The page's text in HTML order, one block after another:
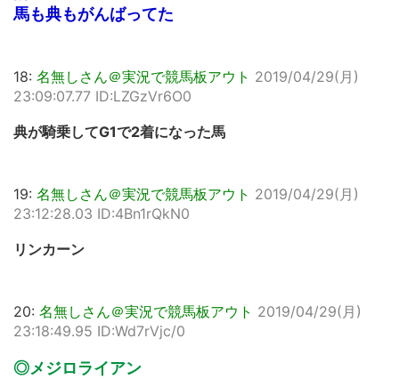
馬も典もがんばってた
18: 名無しさん＠実況で競馬板アウト 2019/04/29(月)
23:09:07.77 ID:LZGzVr6O0
典が騎乗してG1で2着になった馬
19: 名無しさん＠実況で競馬板アウト 2019/04/29(月)
23:12:28.03 ID:4Bn1rQkN0
リンカーン
20: 名無しさん＠実況で競馬板アウト 2019/04/29(月)
23:18:49.95 ID:Wd7rVjc/0
◎メジロライアン